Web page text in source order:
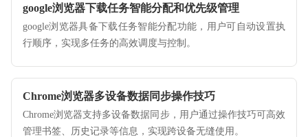
google浏览器下载任务智能分配和优先级管理
google浏览器具备下载任务智能分配功能，用户可自动设置执
行顺序，实现多任务的高效调度与控制。
Chrome浏览器多设备数据同步操作技巧
Chrome浏览器支持多设备数据同步，用户通过操作技巧可高效
管理书签、历史记录等信息，实现跨设备无缝使用。